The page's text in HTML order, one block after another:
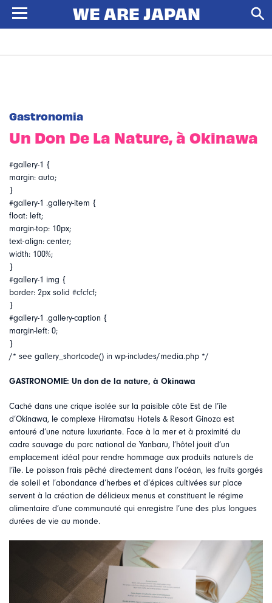
Gastronomia
Un Don De La Nature, à Okinawa
#gallery-1 {
margin: auto;
}
#gallery-1 .gallery-item {
float: left;
margin-top: 10px;
text-align: center;
width: 100%;
}
#gallery-1 img {
border: 2px solid #cfcfcf;
}
#gallery-1 .gallery-caption {
margin-left: 0;
}
/* see gallery_shortcode() in wp-includes/media.php */
GASTRONOMIE: Un don de la nature, à Okinawa
Caché dans une crique isolée sur la paisible côte Est de l’île
d’Okinawa, le complexe Hiramatsu Hotels & Resort Ginoza est
entouré d’une nature luxuriante. Face à la mer et à proximité du
cadre sauvage du parc national de Yanbaru, l’hôtel jouit d’un
emplacement idéal pour rendre hommage aux produits naturels de
l’île. Le poisson frais pêché directement dans l’océan, les fruits gorgés
de soleil et l’abondance d’herbes et d’épices cultivées sur place
servent à la création de délicieux menus et constituent le régime
alimentaire d’une communauté qui enregistre l’une des plus longues
durées de vie au monde.